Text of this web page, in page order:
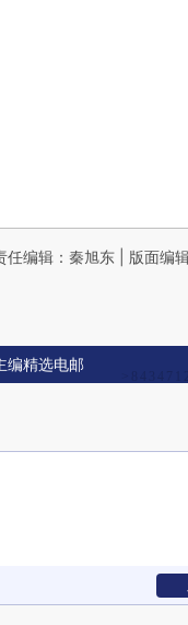
任编辑：秦旭东 | 版面编
编精选电邮